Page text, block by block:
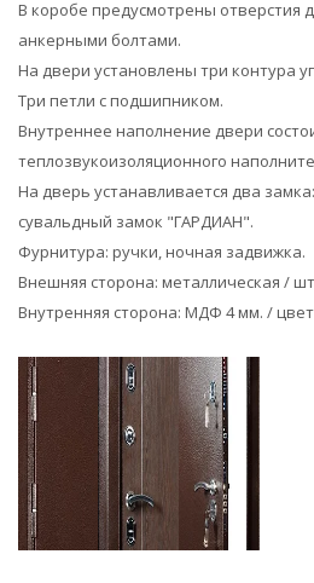
В коробе предусмотрены отверстия
анкерными болтами.
На двери установлены три контура
Три петли с подшипником.
Внутреннее наполнение двери
теплозвукоизоляционного
На дверь устанавливается два
сувальдный замок "ГАРДИАН".
Фурнитура: ручки, ночная задвижка.
Внешняя сторона: металлическая /
Внутренняя сторона: МДФ 4 мм. /